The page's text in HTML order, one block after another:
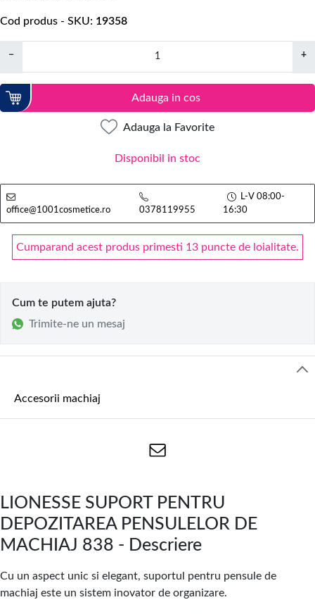
Cod produs - SKU 19358
− +
Adauga in cos
Adauga la Favorite
Disponibil in stoc
office@1001cosmetice.ro 0378119955
L-V 08:00-
16:30
Cumparand acest produs primesti 13 puncte de loialitate.
Cum te putem ajuta?
Trimite-ne un mesaj
Accesorii machiaj
LIONESSE SUPORT PENTRU
DEPOZITAREA PENSULELOR DE
MACHIAJ 838 - Descriere
Cu un aspect unic si elegant, suportul pentru pensule de
machiaj este un sistem inovator de organizare.